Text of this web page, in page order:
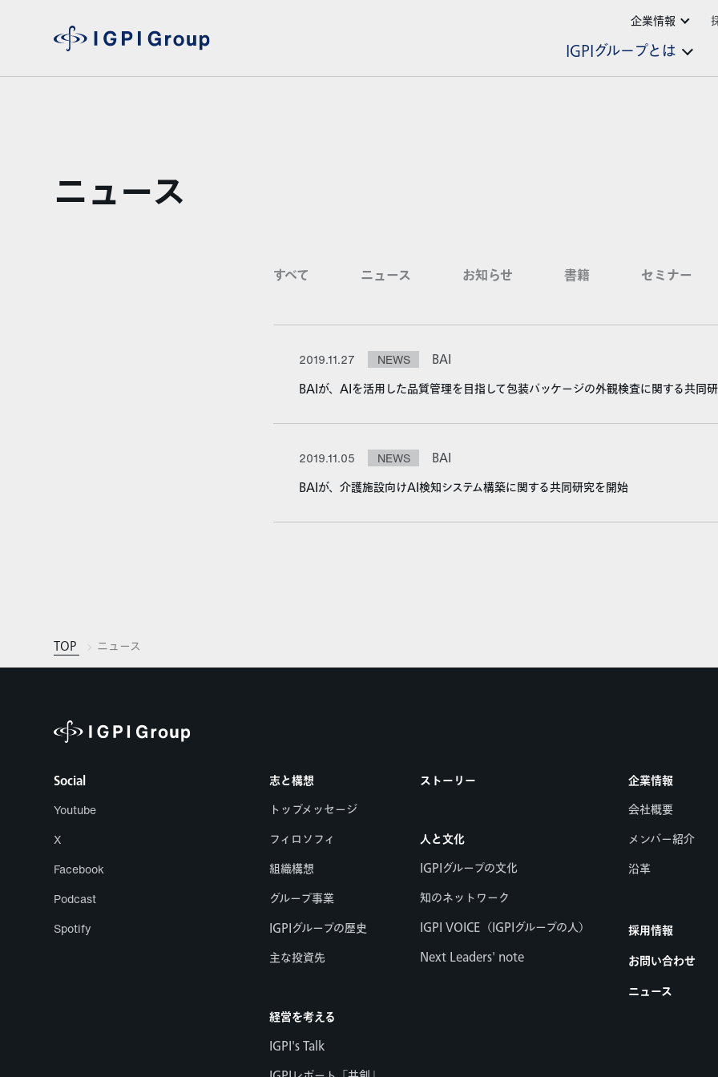
IGPIグループとは
企業情報
ニュース
すべて ニュース お知らせ 書籍 セミナー
2019.11.27 NEWS
BAI
BAIが、AIを活用した品質管理を目指して包装パッケージの外観検査に関する共同
2019.11.05 NEWS
BAI
BAIが、介護施設向けAI検知システム構築に関する共同研究を開始
TOP ニュース
Social
Youtube
X
Facebook
Podcast
Spotify
志と構想
トップメッセージ
フィロソフィ
組織構想
グループ事業
IGPIグループの歴史
主な投資先
経営を考える
IGPI's Talk
ストーリー
人と文化
IGPIグループの文化
知のネットワーク
IGPI VOICE（IGPIグループの人）
Next Leaders' note
企業情報
会社概要
メンバー紹介
沿革
採用情報
お問い合わせ
ニュース